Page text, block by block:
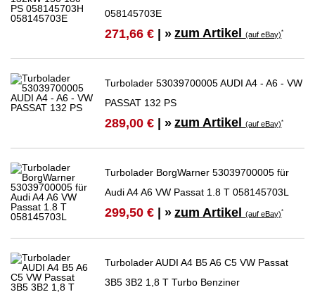
058145703E
271,66 € | » zum Artikel(auf eBay)*
Turbolader 53039700005 AUDI A4 - A6 - VW
PASSAT 132 PS
289,00 € | » zum Artikel(auf eBay)*
Turbolader BorgWarner 53039700005 für
Audi A4 A6 VW Passat 1.8 T 058145703L
299,50 € | » zum Artikel(auf eBay)*
Turbolader AUDI A4 B5 A6 C5 VW Passat
3B5 3B2 1,8 T Turbo Benziner